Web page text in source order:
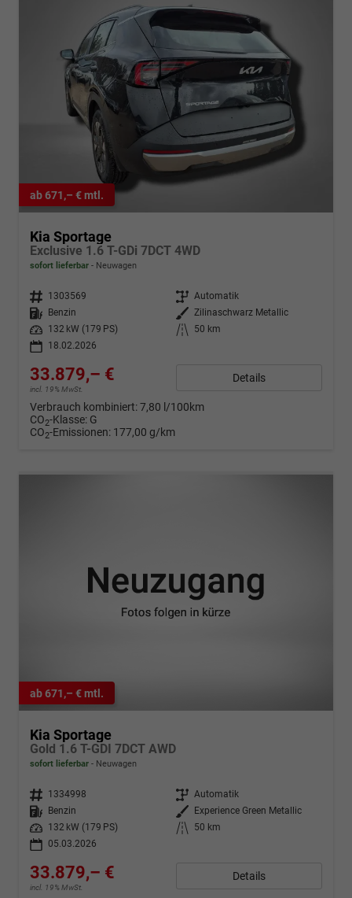
ab 671,– € mtl.
Kia Sportage
Exclusive 1.6 T-GDi 7DCT 4WD
sofort lieferbar Neuwagen
Fahrzeugnr. 1303569 Getriebe Automatik
Kraftstoff
Benzin Außenfarbe Zilinaschwarz Metallic
Leistung
132 kW (179 PS) Kilometerstand
50 km
18.02.2026
33.879,– €
incl. 19% MwSt.
Details
Verbrauch kombiniert:7,80 l/100km
CO2-Klasse: G
CO2-Emissionen: 177,00 g/km
ab 671,– € mtl.
Kia Sportage
Gold 1.6 T-GDI 7DCT AWD
sofort lieferbar Neuwagen
Fahrzeugnr. 1334998 Getriebe Automatik
Kraftstoff
Benzin Außenfarbe
Experience Green Metallic
Leistung
132 kW (179 PS) Kilometerstand
50 km
05.03.2026
33.879,– €
incl. 19% MwSt.
Details